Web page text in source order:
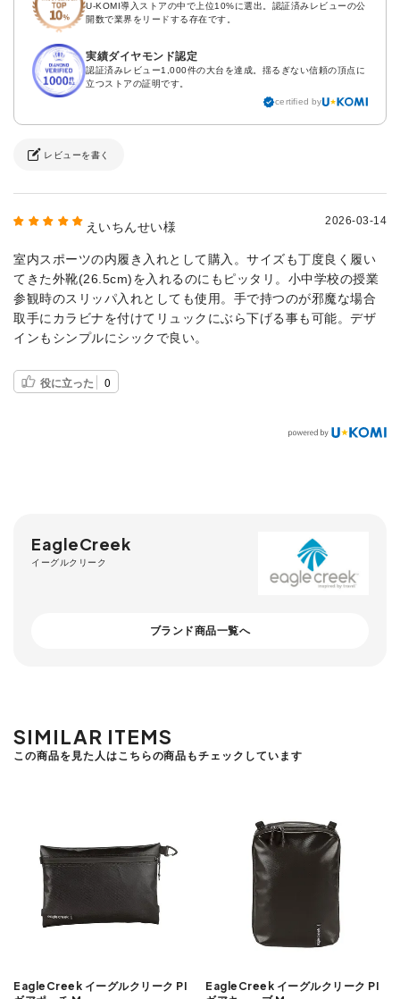
U-KOMI導入ストアの中で上位10%に選出。認証済みレビューの公
開数で業界をリードする存在です。
実績ダイヤモンド認定
認証済みレビュー1,000件の大台を達成。揺るぎない信頼の頂点に
立つストアの証明です。
certified by
レビューを書く
えいちんせい様 2026-03-14
室内スポーツの内履き入れとして購入。サイズも丁度良く履い
てきた外靴(26.5cm)を入れるのにもピッタリ。小中学校の授業
参観時のスリッパ入れとしても使用。手で持つのが邪魔な場合
取手にカラビナを付けてリュックにぶら下げる事も可能。デザ
インもシンプルにシックで良い。
役に立った 0
EagleCreek
イーグルクリーク
ブランド商品一覧へ
SIMILAR ITEMS
この商品を見た人はこちらの商品もチェックしています
EagleCreek イーグルクリーク PI
EagleCreek イーグルクリーク PI